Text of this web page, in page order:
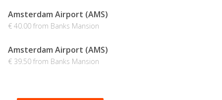
Amsterdam Airport (AMS)
€ 40.00 from Banks Mansion
Amsterdam Airport (AMS)
€ 39.50 from Banks Mansion